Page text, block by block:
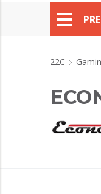
22C